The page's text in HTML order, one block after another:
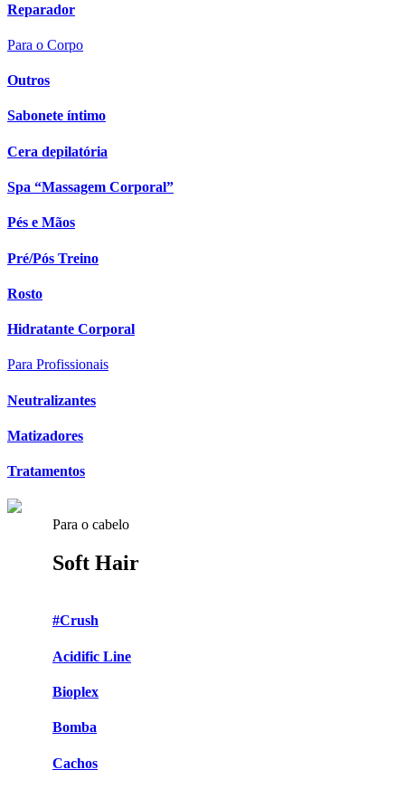
Reparador
Para o Corpo
Outros
Sabonete íntimo
Cera depilatória
Spa “Massagem Corporal”
Pés e Mãos
Pré/Pós Treino
Rosto
Hidratante Corporal
Para Profissionais
Neutralizantes
Matizadores
Tratamentos
Para o cabelo
Soft Hair
#Crush
Acidific Line
Bioplex
Bomba
Cachos